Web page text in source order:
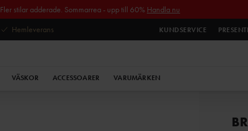
Fler stilar adderade. Sommarrea - upp till 60% Handla nu
Hemleverans KUNDSERVICE
VÄSKOR ACCESSOARER VARUMÄRKEN